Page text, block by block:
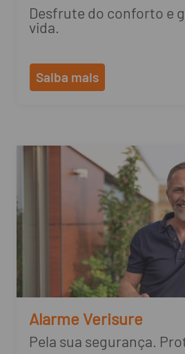
Desfrute do conforto e
vida.
Saiba mais
Alarme Verisure
Pela sua segurança.